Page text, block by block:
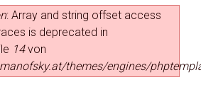
: Array and string offset access
is deprecated in
14von
themes/engines/